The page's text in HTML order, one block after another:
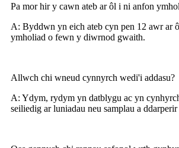
Pa mor hir y cawn ateb ar ôl i ni anfon
A: Byddwn yn eich ateb cyn pen 12 awr ar
ymholiad o fewn y diwrnod gwaith.
Allwch chi wneud cynnyrch wedi'i addasu?
A: Ydym, rydym yn datblygu ac yn
seiliedig ar luniadau neu samplau a